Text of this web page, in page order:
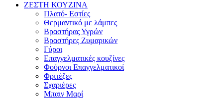
ΖΕΣΤΗ ΚΟΥΖΙΝΑ
Πλατό- Εστίες
Θερμαντικό με λάμπες
Βραστήρας Υγρών
Βραστήρες Ζυμαρικών
Γύροι
Επαγγελματικές κουζίνες
Φούρνοι Επαγγελματικοί
Φριτέζες
Σχαριέρες
Μπαιν Μαρί